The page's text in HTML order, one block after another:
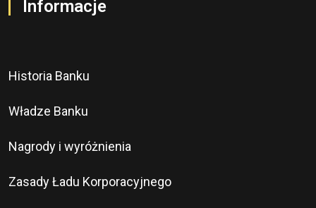
Informacje
Historia Banku
Władze Banku
Nagrody i wyróżnienia
Zasady Ładu Korporacyjnego